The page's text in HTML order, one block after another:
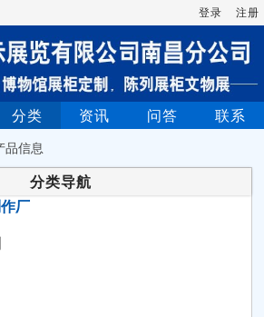
登录 注册
分类 资讯 问答 联系
信息
分类导航
厂